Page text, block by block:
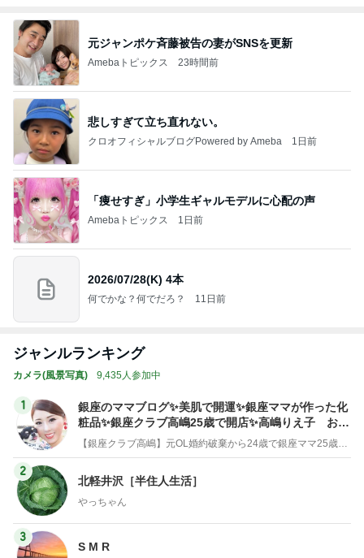
元ジャンポケ斉藤被告の妻がSNSを更新
Amebaトピックス 23時間前
悲しすぎて立ち直れない。
クロオフィシャルブログPowered by Ameba 1日前
「痩せすぎ」小学生ギャルモデルに心配の声
Amebaトピックス 1日前
2026/07/28(K) 4本
何でかな？何でだろ？ 11日前
ジャンルランキング
カメラ(風景写真) 9,435人参加中
1
銀座のママブログ✨美肌で開運✨銀座ママが作った化
粧品✨銀座クラブ高嶋25歳で開店✨高嶋りえ子 お着
物でエルメス バーキン コーデ
【銀座クラブ高嶋】元OL婚約破棄から24歳で銀座ママ25歳でオーナーママ銀座 美肌で開運♡パワースポット巡り高嶋りえ子ブログ
2
北軽井沢［半住人生活］
やっちゃん
3
S M R